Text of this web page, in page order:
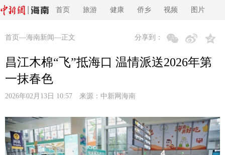
首页 旅游 健康 侨乡 视频 图片
首页 —海南新闻—正文 分享到：
昌江木棉“飞”抵海口 温情派送2026年第
一抹春色
2026年02月13日 10:57 来源： 中新网海南